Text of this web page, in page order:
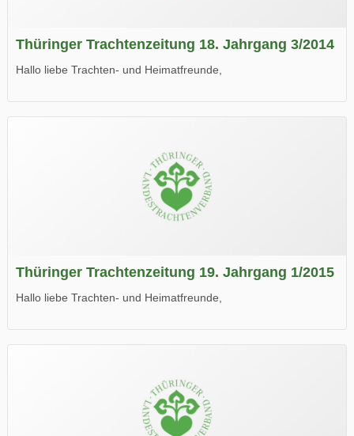
Thüringer Trachtenzeitung 18. Jahrgang 3/2014
Hallo liebe Trachten- und Heimatfreunde,
Wir wünschen Euch viel Spaß beim Lesen.
Thüringer Trachtenzeitung 19. Jahrgang 1/2015
Hallo liebe Trachten- und Heimatfreunde,
Wir wünschen Euch viel Spaß beim Lesen.